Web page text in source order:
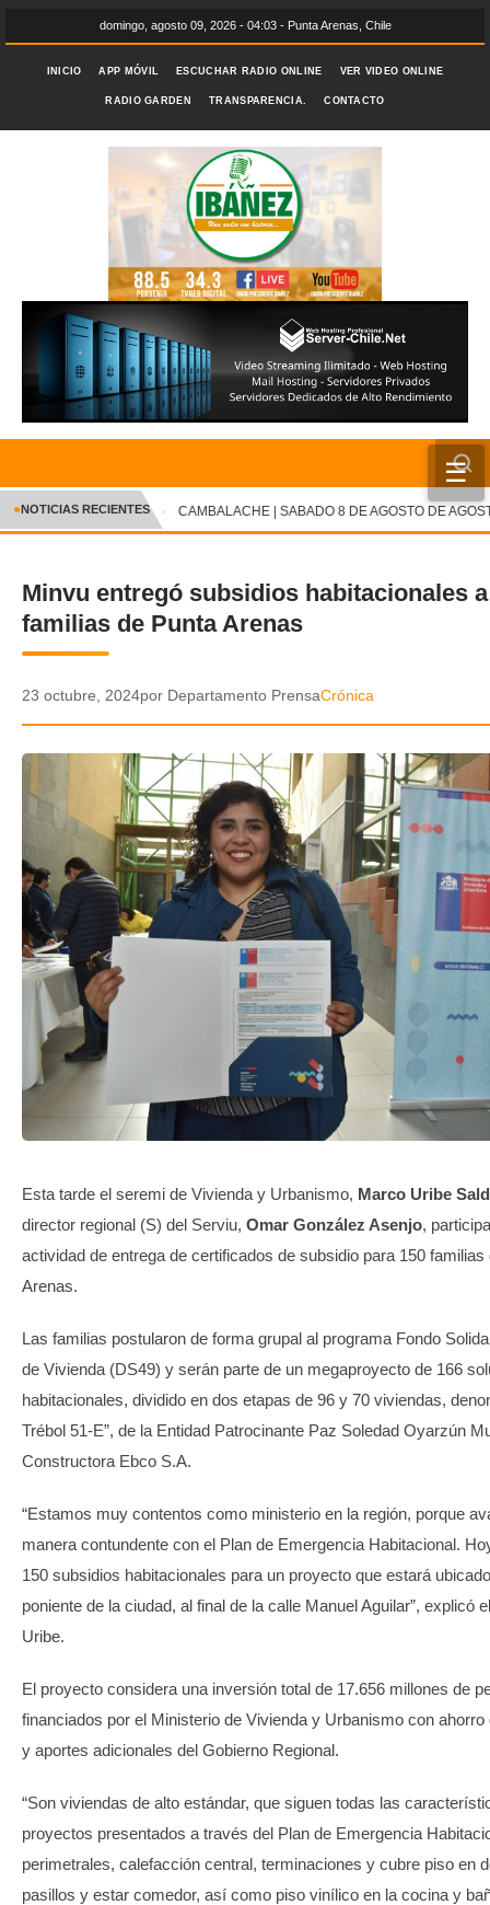
domingo, agosto 09, 2026 - 04:03 - Punta Arenas, Chile
INICIO APP MÓVIL ESCUCHAR RADIO ONLINE VER VIDEO ONLINE
RADIO GARDEN TRANSPARENCIA. CONTACTO
☰
INICIO
CRÓNICA
DEPORTES
POLICIAL
AUDIOS
VIDEOS
GALERIA DE FOTOS
APP MÓVIL
TRANSPARENCIA
✕
●NOTICIAS RECIENTES CAMBALACHE | SABADO 8 DE AGOSTO DE
Minvu entregó subsidios habitacionales
familias de Punta Arenas
23 octubre, 2024por Departamento PrensaCrónica
Esta tarde el seremi de Vivienda y Urbanismo, Marco Uribe
director regional (S) del Serviu, Omar González Asenjo,
actividad de entrega de certificados de subsidio para 150 familias
Arenas.
Las familias postularon de forma grupal al programa Fondo
de Vivienda (DS49) y serán parte de un megaproyecto de 166
habitacionales, dividido en dos etapas de 96 y 70 viviendas,
Trébol 51-E”, de la Entidad Patrocinante Paz Soledad Oyarzún
Constructora Ebco S.A.
“Estamos muy contentos como ministerio en la región, porque
manera contundente con el Plan de Emergencia Habitacional.
150 subsidios habitacionales para un proyecto que estará
poniente de la ciudad, al final de la calle Manuel Aguilar”, explicó
Uribe.
El proyecto considera una inversión total de 17.656 millones de
financiados por el Ministerio de Vivienda y Urbanismo con ahorro
y aportes adicionales del Gobierno Regional.
“Son viviendas de alto estándar, que siguen todas las
proyectos presentados a través del Plan de Emergencia
perimetrales, calefacción central, terminaciones y cubre piso en
pasillos y estar comedor, así como piso vinílico en la cocina y